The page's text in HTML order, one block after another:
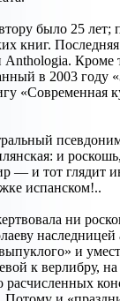
было 25 лет;
книг.
Кроме
в 2003
«Современная
и
— и тот
испанском!..
ни
наследницей
и
к верлибру,
расчисленных